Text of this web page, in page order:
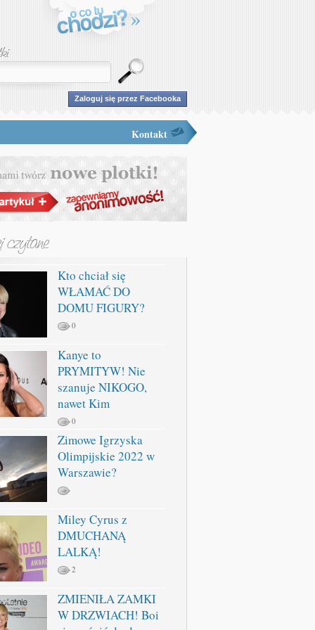
Zaloguj się przez Facebooka
Kontakt
Kto chciał się
WŁAMAĆ DO
DOMU FIGURY?
0
Kanye to
PRYMITYW! Nie
szanuje NIKOGO,
nawet Kim
0
Zimowe Igrzyska
Olimpijskie 2022 w
Warszawie?
Miley Cyrus z
DMUCHANĄ
LALKĄ!
2
ZMIENIŁA ZAMKI
W DRZWIACH! Boi